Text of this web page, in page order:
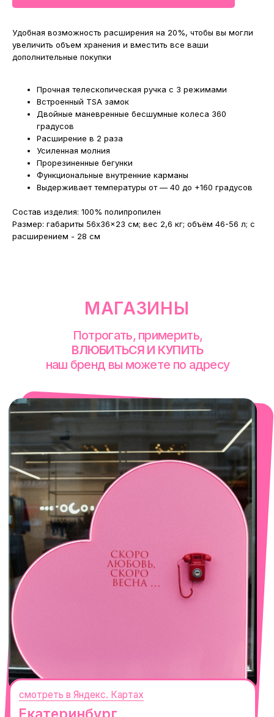
Удобная возможность расширения на 20%, чтобы вы могли
увеличить объем хранения и вместить все ваши
дополнительные покупки
Прочная телескопическая ручка с 3 режимами
Встроенный TSA замок
Двойные маневренные бесшумные колеса 360
градусов
Расширение в 2 раза
Усиленная молния
Прорезиненные бегунки
Функциональные внутренние карманы
Выдерживает температуры от — 40 до +160 градусов
Cостав изделия: 100% полипропилен
Размер: габариты 56x36x23 см; вес 2,6 кг; объём 46-56 л; с
расширением - 28 см
Сакко и Ванцетти, 99
+7 (922) 030-63-11
смотреть в Яндекс. Картах
МАГАЗИНЫ
Потрогать, примерить,
ВЛЮБИТЬСЯ И КУПИТЬ
Сочи
Село Эстосадок, ТРЦ Горки Молл,
Горная Карусель, 3
+7 (919) 374-04-04
с 10-00 до 22-00
смотреть в Яндекс. Картах